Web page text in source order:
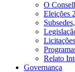
O
Eleições
Licitações
Relato
Governança